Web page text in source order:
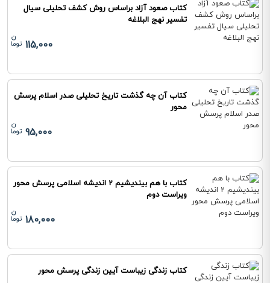
کتاب صعود آزاد براساس روش کشف تحلیلی سیال
تفسیر نهج البلاغه
115,000
کتاب آن چه گذشت تاریخ تحلیلی صدر اسلام پرسش
محور
95,000
کتاب با هم بیندیشیم 2 اندیشه اسلامی پرسش محور
ویراست دوم
180,000
کتاب زندگی زیباست آیین زندگی پرسش محور